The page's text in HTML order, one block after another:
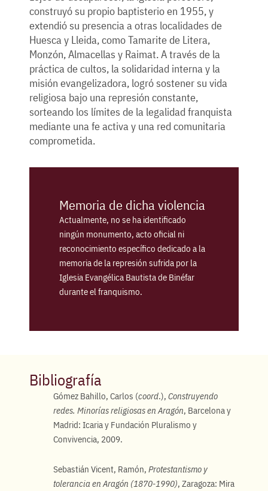
construyó su propio baptisterio en 1955, y
extendió su presencia a otras localidades de
Huesca y Lleida, como Tamarite de Litera,
Monzón, Almacellas y Raimat. A través de la
práctica de cultos, la solidaridad interna y la
misión evangelizadora, logró sostener su vida
religiosa bajo una represión constante,
sorteando los límites de la legalidad franquista
mediante una fe activa y una red comunitaria
comprometida.
Memoria de dicha violencia
Actualmente, no se ha identificado
ningún monumento, acto oficial ni
reconocimiento específico dedicado a la
memoria de la represión sufrida por la
Iglesia Evangélica Bautista de Binéfar
durante el franquismo.
Bibliografía
Gómez Bahillo, Carlos (coord.), Construyendo
redes. Minorías religiosas en Aragón, Barcelona y
Madrid: Icaria y Fundación Pluralismo y
Convivencia, 2009.
Sebastián Vicent, Ramón, Protestantismo y
tolerancia en Aragón (1870-1990), Zaragoza: Mira